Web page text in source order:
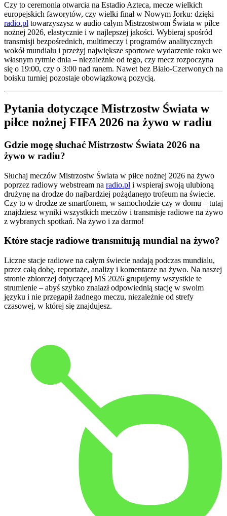
Czy to ceremonia otwarcia na Estadio Azteca, mecze wielkich
europejskich faworytów, czy wielki finał w Nowym Jorku: dzięki
radio.pl towarzyszysz w audio całym Mistrzostwom Świata w piłce
nożnej 2026, elastycznie i w najlepszej jakości. Wybieraj spośród
transmisji bezpośrednich, multimeczy i programów analitycznych
wokół mundialu i przeżyj największe sportowe wydarzenie roku we
własnym rytmie dnia – niezależnie od tego, czy mecz rozpoczyna
się o 19:00, czy o 3:00 nad ranem. Nawet bez Biało-Czerwonych na
boisku turniej pozostaje obowiązkową pozycją.
Pytania dotyczące Mistrzostw Świata w
piłce nożnej FIFA 2026 na żywo w radiu
Gdzie mogę słuchać Mistrzostw Świata 2026 na
żywo w radiu?
Słuchaj meczów Mistrzostw Świata w piłce nożnej 2026 na żywo
poprzez radiowy webstream na radio.pl i wspieraj swoją ulubioną
drużynę na drodze do najbardziej pożądanego trofeum na świecie.
Czy to w drodze ze smartfonem, w samochodzie czy w domu – tutaj
znajdziesz wyniki wszystkich meczów i transmisje radiowe na żywo
z wybranych spotkań. Na żywo i za darmo!
Które stacje radiowe transmitują mundial na żywo?
Liczne stacje radiowe na całym świecie nadają podczas mundialu,
przez całą dobę, reportaże, analizy i komentarze na żywo. Na naszej
stronie zbiorczej dotyczącej MŚ 2026 grupujemy wszystkie te
strumienie – abyś szybko znalazł odpowiednią stację w swoim
języku i nie przegapił żadnego meczu, niezależnie od strefy
czasowej, w której się znajdujesz.